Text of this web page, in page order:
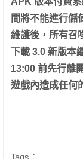
間將不能進行儲
維護後，所有召
下載 3.0 新版本
13:00 前先行離
遊戲內造成任何
Tags：